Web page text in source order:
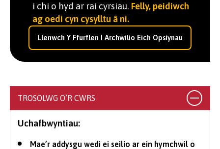
i chi o hyd ar rai cyrsiau. Felly, peidiwch
ag oedi cyn cysylltu â ni.
Llenwch Y Ffurflen I Archwilio Eich Opsiynau
TROSOLWG O’R CWRS
Uchafbwyntiau:
Mae’r addysgu wedi ei seilio ar ein hymchwil o